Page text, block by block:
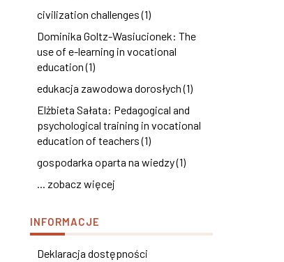
civilization challenges (1)
Dominika Goltz-Wasiucionek: The
use of e-learning in vocational
education (1)
edukacja zawodowa dorosłych (1)
Elżbieta Sałata: Pedagogical and
psychological training in vocational
education of teachers (1)
gospodarka oparta na wiedzy (1)
... zobacz więcej
INFORMACJE
Deklaracja dostępności